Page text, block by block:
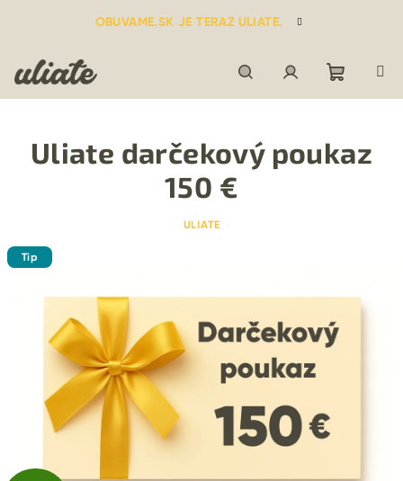
OBUVAME.SK JE TERAZ ULIATE.
HľadaťPrihlásenie
košík
Uliate darčekový poukaz
150 €
ULIATE
Tip